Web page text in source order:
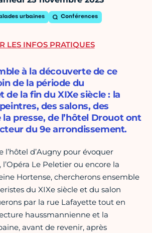
urbaines Conférences
à la découverte de ce
de la période du
la fin du XIXe siècle : la
des salons, des
la presse, de l’hôtel Drouot ont
du 9e arrondissement.
l’hôtel d’Augny pour évoquer
Le Peletier ou encore la
Hortense, chercherons ensemble
du XIXe siècle et du salon
par la rue Lafayette tout en
haussmannienne et la
avant de revenir, après
LES INFOS PRATIQUES